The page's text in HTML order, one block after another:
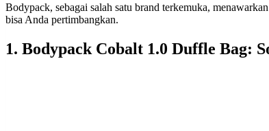
Bodypack, sebagai salah satu brand terkemuka,
bisa Anda pertimbangkan.
1. Bodypack Cobalt 1.0 Duffle Bag: